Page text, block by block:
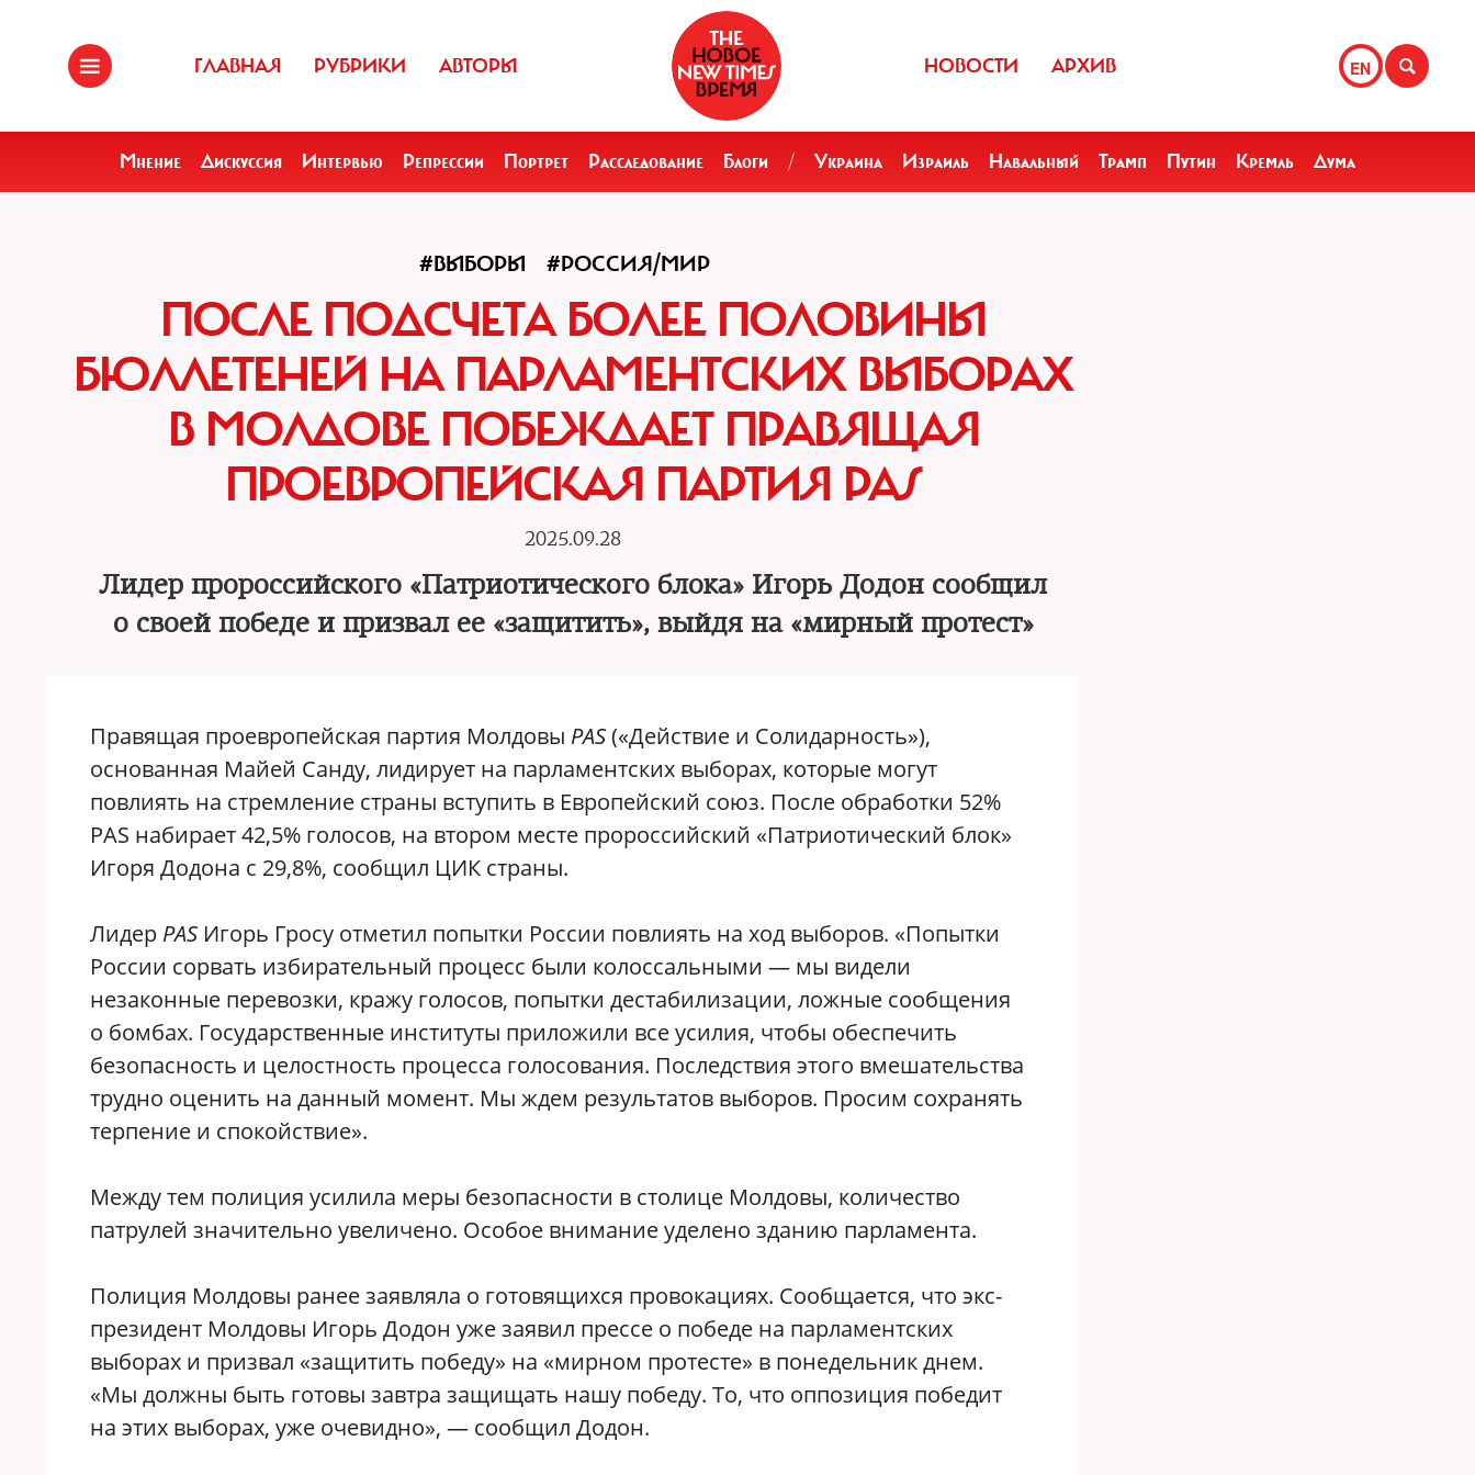
ГЛАВНАЯ РУБРИКИ АВТОРЫ EN
НОВОСТИ АРХИВ
Мнение Дискуссия Интервью Репрессии Портрет Расследование Блоги / Украина Израиль Навальный Трамп Путин Кремль Дума
#ВЫБОРЫ #РОССИЯ/МИР
ПОСЛЕ ПОДСЧЕТА БОЛЕЕ ПОЛОВИНЫ
БЮЛЛЕТЕНЕЙ НА ПАРЛАМЕНТСКИХ ВЫБОРАХ
В МОЛДОВЕ ПОБЕЖДАЕТ ПРАВЯЩАЯ
ПРОЕВРОПЕЙСКАЯ ПАРТИЯ PAS
2025.09.28
Лидер пророссийского «Патриотического блока» Игорь Додон сообщил
о своей победе и призвал ее «защитить», выйдя на «мирный протест»
Правящая проевропейская партия Молдовы PAS(«Действие и Солидарность»),
основанная Майей Санду, лидирует на парламентских выборах, которые могут
повлиять на стремление страны вступить в Европейский союз. После обработки 52%
PAS набирает 42,5% голосов, на втором месте пророссийский «Патриотический блок»
Игоря Додона с 29,8%, сообщил ЦИК страны.
Лидер PAS Игорь Гросу отметил попытки России повлиять на ход выборов. «Попытки
России сорвать избирательный процесс были колоссальными — мы видели
незаконные перевозки, кражу голосов, попытки дестабилизации, ложные сообщения
о бомбах. Государственные институты приложили все усилия, чтобы обеспечить
безопасность и целостность процесса голосования. Последствия этого вмешательства
трудно оценить на данный момент. Мы ждем результатов выборов. Просим сохранять
терпение и спокойствие».
Между тем полиция усилила меры безопасности в столице Молдовы, количество
патрулей значительно увеличено. Особое внимание уделено зданию парламента.
Полиция Молдовы ранее заявляла о готовящихся провокациях. Сообщается, что экс-
президент Молдовы Игорь Додон уже заявил прессе о победе на парламентских
выборах и призвал «защитить победу» на «мирном протесте» в понедельник днем.
«Мы должны быть готовы завтра защищать нашу победу. То, что оппозиция победит
на этих выборах, уже очевидно», — сообщил Додон.